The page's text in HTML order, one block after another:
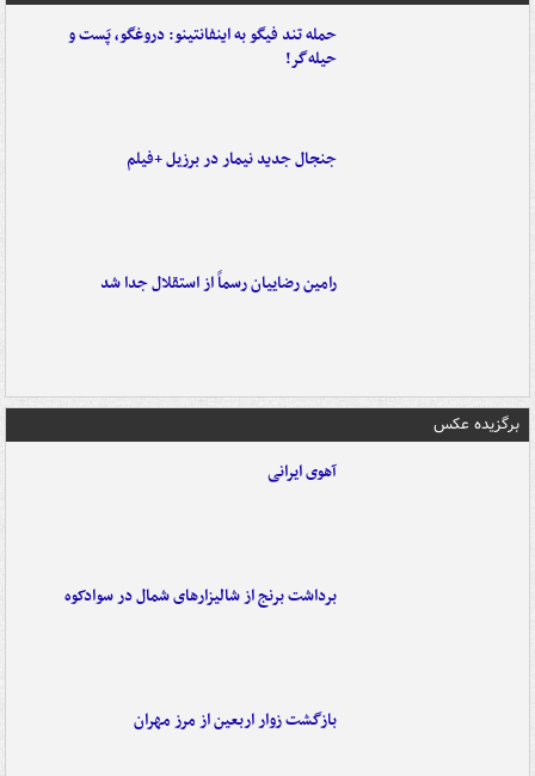
حمله تند فیگو به اینفانتینو: دروغگو، پَست‌ و
حیله‌گر!
جنجال جدید نیمار در برزیل +فیلم
رامین رضاییان رسماً از استقلال جدا شد
برگزیده عکس
آهوی ایرانی
برداشت برنج از شالیزارهای شمال در سوادکوه
بازگشت زوار اربعین از مرز مهران